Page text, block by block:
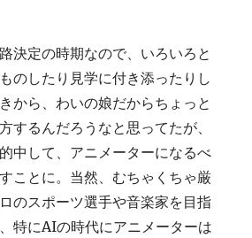
決定の時期なので、いろいろと
のしたり見学に付き添ったりし
から、わいの娘だからちょっと
するんだろうなと思ってたが、
中して、アニメーターになるべ
ことに。当然、むちゃくちゃ厳
のスポーツ選手や音楽家を目指
特にAIの時代にアニメーターは